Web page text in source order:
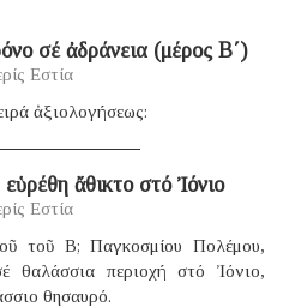
σέ ἀδράνεια (μέρος B΄)
Εστία
ἀξιολογήσεως:
ἄθικτο στό Ἰόνιο
Εστία
τοῦ B; Παγκοσμίου Πολέμου,
θαλάσσια περιοχή στό Ἰόνιο,
θησαυρό.